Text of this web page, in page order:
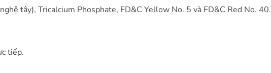
tây), Tricalcium Phosphate, FD&C Yellow No. 5 và FD&C Red No. 40.
tiếp.